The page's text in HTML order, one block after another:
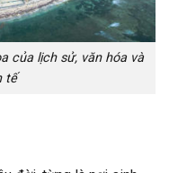
của lịch sử, văn hóa và
tế